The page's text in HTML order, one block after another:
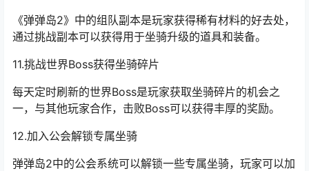
《弹弹岛2》中的组队副本是玩家获得稀有材料的好去处，
通过挑战副本可以获得用于坐骑升级的道具和装备。
11.挑战世界Boss获得坐骑碎片
每天定时刷新的世界Boss是玩家获取坐骑碎片的机会之
一，与其他玩家合作，击败Boss可以获得丰厚的奖励。
12.加入公会解锁专属坐骑
弹弹岛2中的公会系统可以解锁一些专属坐骑，玩家可以加